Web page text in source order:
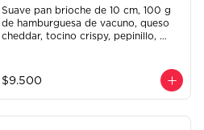
Suave pan brioche de 10 cm, 100 g
de hamburguesa de vacuno, queso
cheddar, tocino crispy, pepinillo,
salsa de la casa de regalo a elección
y una Bebida de 350 cc a elección.
$9.500